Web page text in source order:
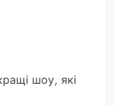
шоу, які